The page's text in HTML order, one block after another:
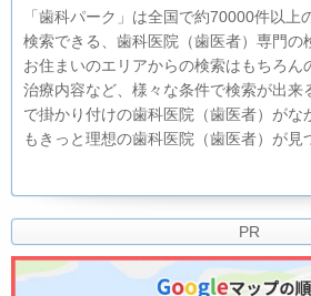
「歯科パーク」は全国で約70000件以上
検索できる、歯科医院（歯医者）専門の
お住まいのエリアからの検索はもちろん
治療内容など、様々な条件で検索が出来
で掛かり付けの歯科医院（歯医者）がな
もきっと理想の歯科医院（歯医者）が見
PR